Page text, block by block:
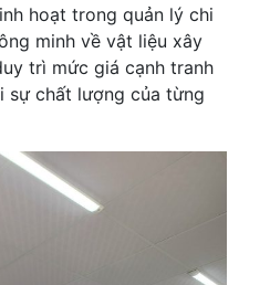
hoạt trong quản lý chi
minh về vật liệu xây
trì mức giá cạnh tranh
sự chất lượng của từng